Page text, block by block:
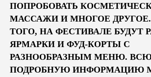
ПОПРОБОВАТЬ
МАССАЖИ И МНОГОЕ
ТОГО, НА ФЕСТИВАЛЕ БУДУТ
ЯРМАРКИ И ФУД-КОРТЫ С
РАЗНООБРАЗНЫМ МЕНЮ.
ПОДРОБНУЮ ИНФОРМАЦИЮ